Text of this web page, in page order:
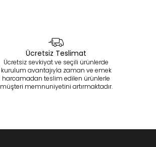
Ücretsiz Teslimat
Ücretsiz sevkiyat ve seçili ürünlerde
kurulum avantajıyla zaman ve emek
harcamadan teslim edilen ürünlerle
müşteri memnuniyetini artırmaktadır.